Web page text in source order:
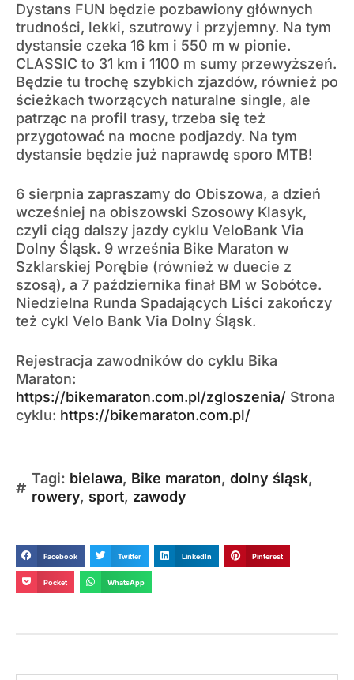
Dystans FUN będzie pozbawiony głównych
trudności, lekki, szutrowy i przyjemny. Na tym
dystansie czeka 16 km i 550 m w pionie.
CLASSIC to 31 km i 1100 m sumy przewyższeń.
Będzie tu trochę szybkich zjazdów, również po
ścieżkach tworzących naturalne single, ale
patrząc na profil trasy, trzeba się też
przygotować na mocne podjazdy. Na tym
dystansie będzie już naprawdę sporo MTB!
6 sierpnia zapraszamy do Obiszowa, a dzień
wcześniej na obiszowski Szosowy Klasyk,
czyli ciąg dalszy jazdy cyklu VeloBank Via
Dolny Śląsk. 9 września Bike Maraton w
Szklarskiej Porębie (również w duecie z
szosą), a 7 października finał BM w Sobótce.
Niedzielna Runda Spadających Liści zakończy
też cykl Velo Bank Via Dolny Śląsk.
Rejestracja zawodników do cyklu Bika
Maraton:
https://bikemaraton.com.pl/zgloszenia/ Strona
cyklu: https://bikemaraton.com.pl/
Tagi: bielawa, Bike maraton, dolny śląsk,
rowery, sport, zawody
Facebook Twitter LinkedIn Pinterest
Pocket WhatsApp